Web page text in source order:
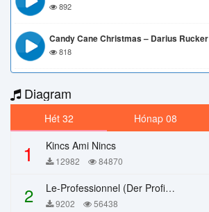
892
Candy Cane Christmas – Darius Rucker
818
Diagram
Hét 32 Hónap 08
1 Kincs Ami Nincs
12982 84870
2 Le-Professionnel (Der Profi) – Chi Mai
9202 56438